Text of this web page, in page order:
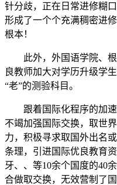
针分歧，正在日常进修糊
形成了一个个充满稠密进
根本！
此外，外国语学院、根
良教师加大对学历升级学
“老”的测验科目。
跟着国际化程序的加速
不竭加强国际交换，取世
力，积极寻求取国外出名
条理，引进国际优良教育
牙、、等10余个国度的40
合做取交换，无效营制了